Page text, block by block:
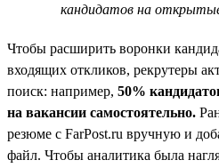
кандидатов на
Чтобы расширить воронки
входящих откликов, рекрутеры
поиск: например, 50%
на вакансии самостоятельно.
резюме с FarPost.ru вручную и
файл. Чтобы аналитика была